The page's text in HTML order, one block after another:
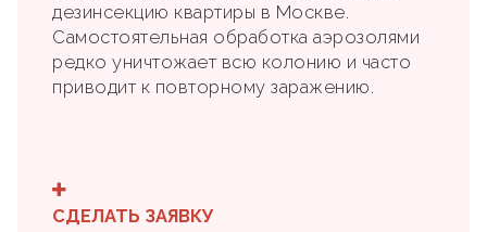
дезинсекцию квартиры в Москве.
Самостоятельная обработка аэрозолями
редко уничтожает всю колонию и часто
приводит к повторному заражению.
СДЕЛАТЬ ЗАЯВКУ